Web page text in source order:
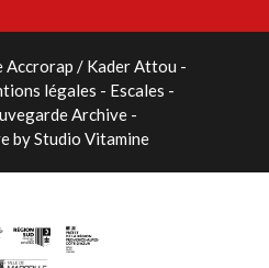
/ Kader Attou -
légales
Escales
Archive
byStudio Vitamine